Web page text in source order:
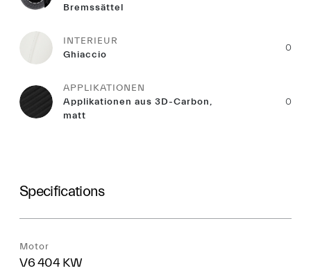
Bremssättel
INTERIEUR
Ghiaccio
0
APPLIKATIONEN
Applikationen aus 3D-Carbon,
matt
0
Specifications
Motor
V6 404 KW